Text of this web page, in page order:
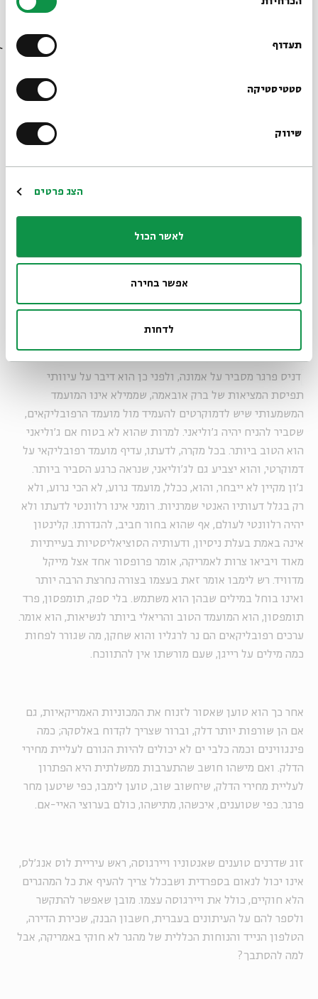
הסכמה
תעדוף
סטטיסטיקה
שיווק
הצג פרטים
לאשר הכול
אפשר בחירה
לדחות
ראש לימבו. אחד האנשים
דניס פרגר מסביר על אמונה, ולפני כן הוא דיבר על עיוותי
תפיסת המציאות של ברק אובאמה, שממילא אינו המועמד
המשמעותי שיש לדמוקרטים להעמיד מול מועמד הרפובליקאים,
שסביר להניח יהיה ג'וליאני. למרות שהוא לא בטוח אם ג'וליאני
הוא הטוב ביותר. בכל מקרה, לדעתו, עדיף מועמד רפובליקאי על
דמוקרטי, והוא יצביע גם לג'וליאני, שנראה כרגע הסביר ביותר.
ג'ון מקיין לא ייבחר, והוא, ככלל, מועמד גרוע, לא הכי גרוע, ולא
רק בגלל דעותיו האנטי שמרניות. רומני אינו רלוונטי לדעתו ולא
יהיה רלוונטי לעולם, אף שהוא בחור חביב, להגדרתו. קלינטון
אינה באמת בעלת ניסיון, ודעותיה הסוציאליסטיות בעייתיות
מאוד ויביאו צרות לאמריקה, אומר פרופסור אחד אצל מייקל
מדוויד. רש לימבו אומר זאת בעצמו בצורה נחרצת הרבה יותר
ואינו בוחל במילים שבהן הוא משתמש. בלי ספק, תומפסון, פרד
תומפסון, הוא המועמד הטוב והריאלי ביותר לנשיאות, הוא אומר.
ערכים רפובליקאים הם נר לרגליו והוא שחקן, מה שגורר לפחות
כמה מילים על רייגן, שעם מורשתו אין להתווכח.
אחר כך הוא טוען שאסור לזנוח את המכוניות האמריקאיות, גם
אם הן שורפות יותר דלק, וברור שצריך לקדוח באלסקה; כמה
פינגווינים וכמה כלבי ים לא יכולים להיות הגורם לעליית מחירי
הדלק. ואם מישהו חושב שהתערבות ממשלתית היא הפתרון
לעליית מחירי הדלק, שיחשוב שוב, טוען לימבו, כפי שיטען מחר
פרגר. כפי שטוענים, איכשהו, מתישהו, כולם בערוצי האיי-אם.
זוג שדרנים טוענים שאנטוניו ויירגוסה, ראש עיריית לוס אנג'לס,
אינו יכול לנאום בספרדית ושבכלל צריך להעיף את כל המהגרים
הלא חוקיים, כולל את ויירגוסה עצמו. מובן שאפשר להתקשר
ולספר להם על העיתונים בעברית, חשבון הבנק, שכירת הדירה,
הטלפון הנייד והנוחות הכללית של מהגר לא חוקי באמריקה, אבל
למה להסתבך?